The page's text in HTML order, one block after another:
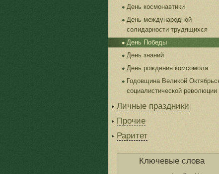
День космонавтики
День международной
солидарности трудящихся
День Победы
День знаний
День рождения комсомола
Годовщина Великой
социалистической революции
Личные праздники
Прочие
Раритет
Ключевые слова